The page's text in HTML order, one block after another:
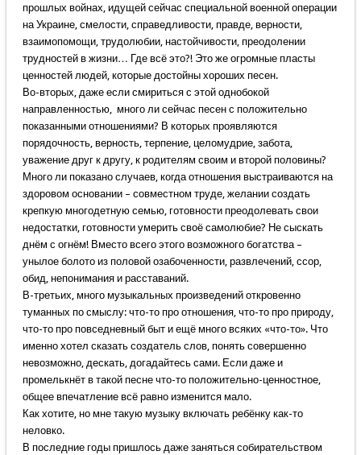
прошлых войнах, идущей сейчас специальной военной операции
на Украине, смелости, справедливости, правде, верности,
взаимопомощи, трудолюбии, настойчивости, преодолении
трудностей в жизни… Где всё это?! Это же огромные пласты
ценностей людей, которые достойны хороших песен.
Во-вторых, даже если смириться с этой однобокой
направленностью, много ли сейчас песен с положительно
показанными отношениями? В которых проявляются
порядочность, верность, терпение, целомудрие, забота,
уважение друг к другу, к родителям своим и второй половины?
Много ли показано случаев, когда отношения выстраиваются на
здоровом основании – совместном труде, желании создать
крепкую многодетную семью, готовности преодолевать свои
недостатки, готовности умерить своё самолюбие? Не сыскать
днём с огнём! Вместо всего этого возможного богатства –
унылое болото из половой озабоченности, развлечений, ссор,
обид, непонимания и расставаний.
В-третьих, много музыкальных произведений откровенно
туманных по смыслу: что-то про отношения, что-то про природу,
что-то про повседневный быт и ещё много всяких «что-то». Что
именно хотел сказать создатель слов, понять совершенно
невозможно, дескать, догадайтесь сами. Если даже и
промелькнёт в такой песне что-то положительно-ценностное,
общее впечатление всё равно изменится мало.
Как хотите, но мне такую музыку включать ребёнку как-то
неловко.
В последние годы пришлось даже заняться собирательством